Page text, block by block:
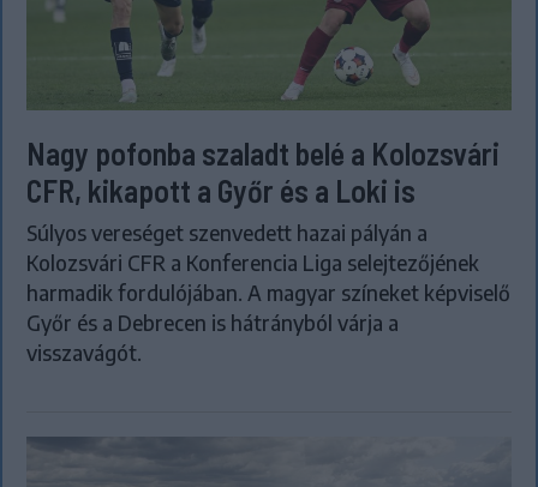
Nagy pofonba szaladt belé a Kolozsvári
CFR, kikapott a Győr és a Loki is
Súlyos vereséget szenvedett hazai pályán a
Kolozsvári CFR a Konferencia Liga selejtezőjének
harmadik fordulójában. A magyar színeket képviselő
Győr és a Debrecen is hátrányból várja a
visszavágót.